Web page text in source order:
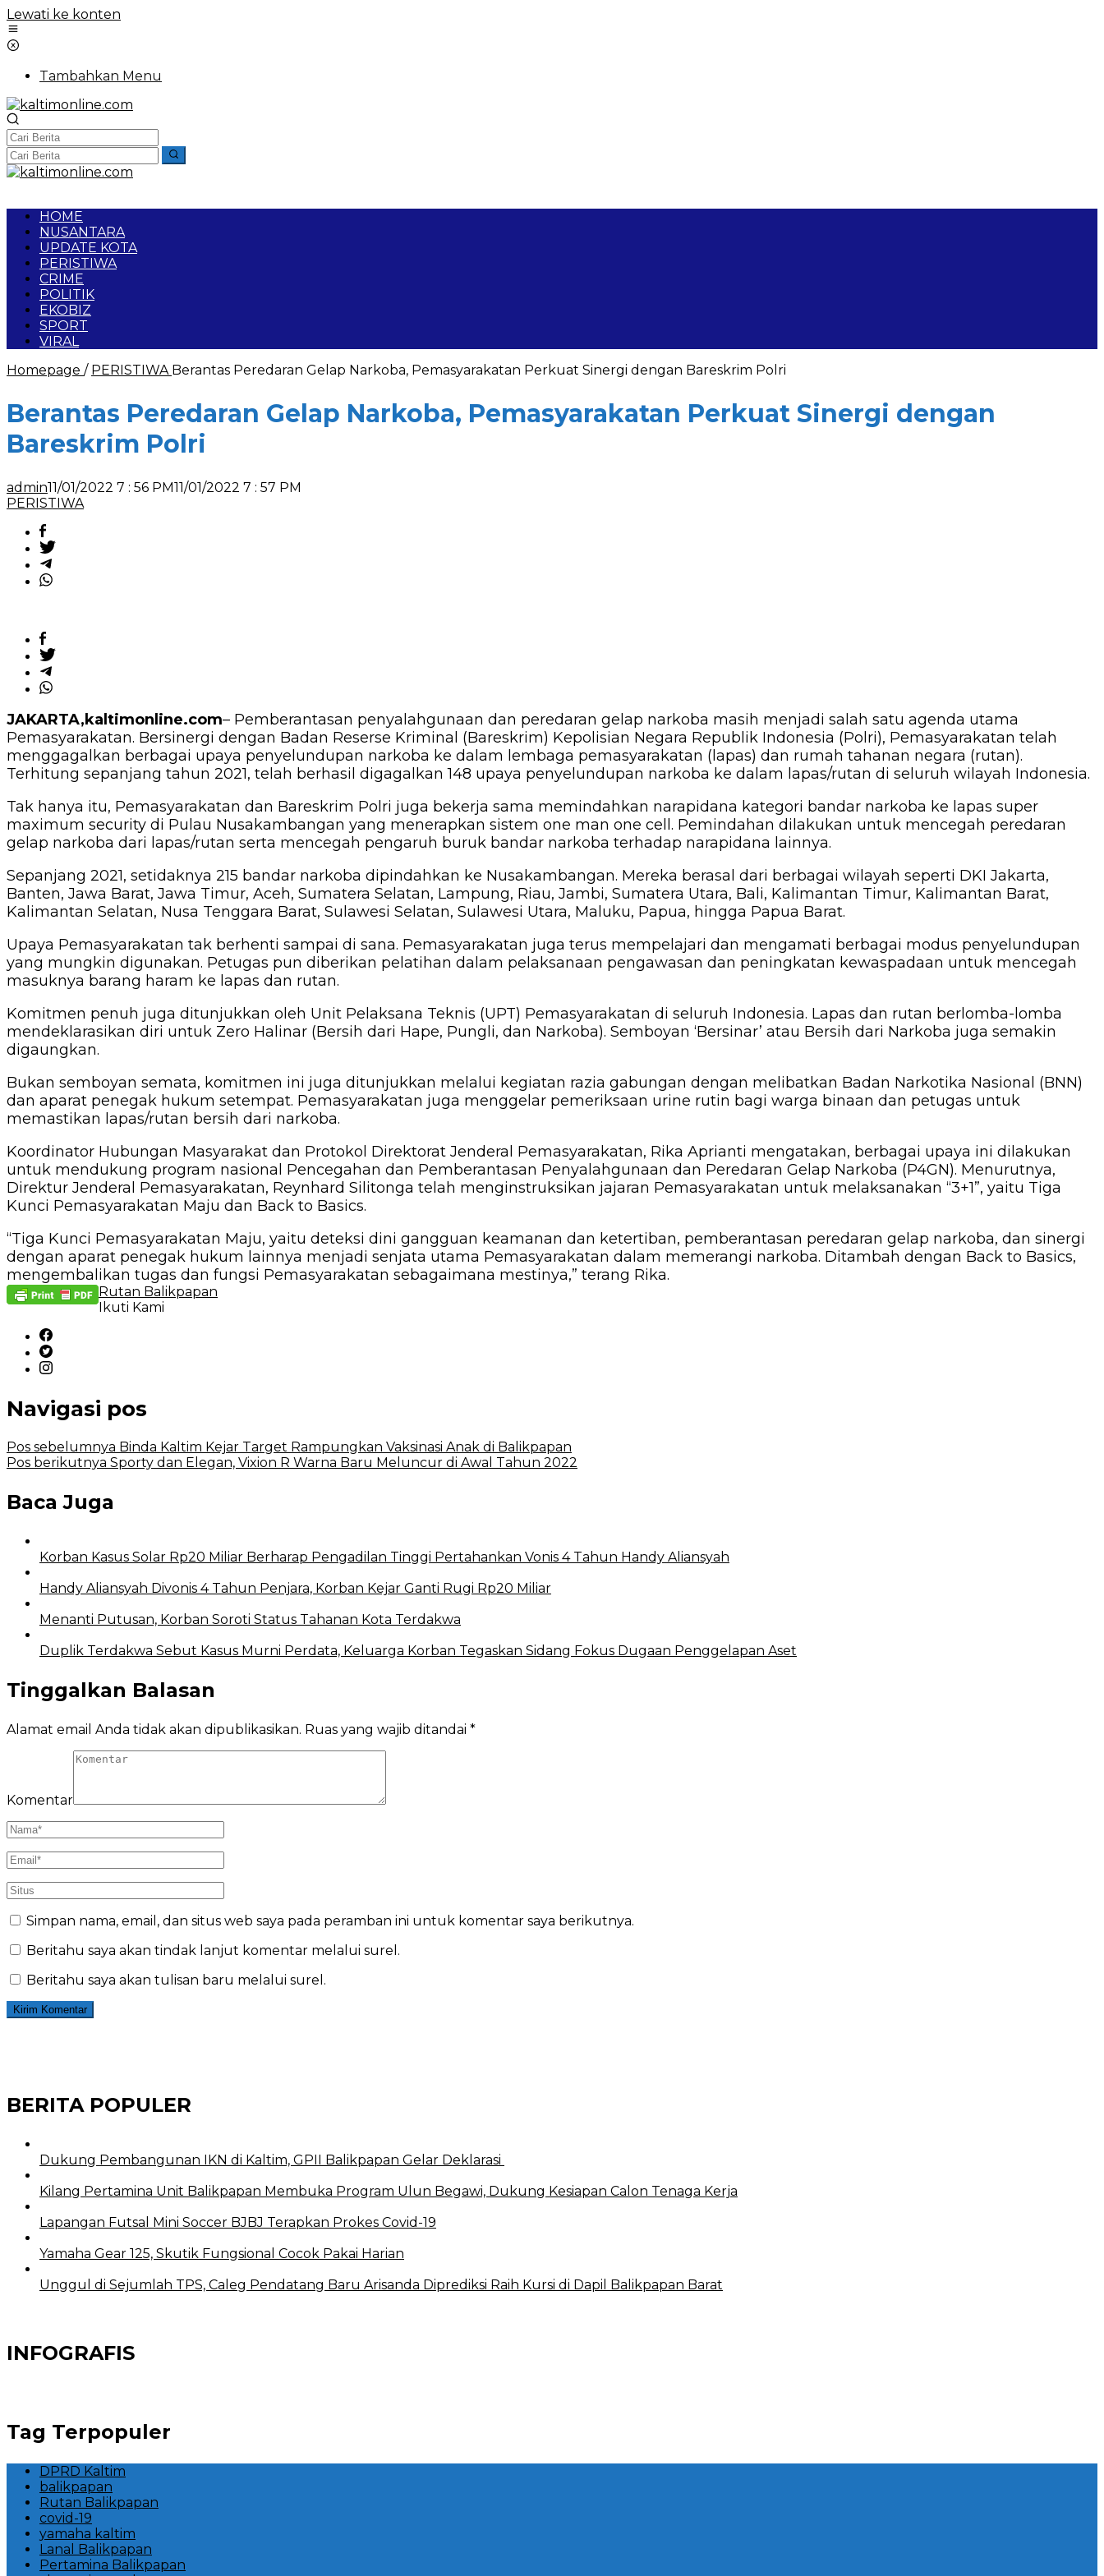
Lewati ke konten
Tambahkan Menu
HOME
NUSANTARA
UPDATE KOTA
PERISTIWA
CRIME
POLITIK
EKOBIZ
SPORT
VIRAL
Homepage / PERISTIWA Berantas Peredaran Gelap Narkoba, Pemasyarakatan Perkuat Sinergi dengan Bareskrim Polri
Berantas Peredaran Gelap Narkoba, Pemasyarakatan Perkuat Sinergi dengan
Bareskrim Polri
admin11/01/2022 7 : 56 PM11/01/2022 7 : 57 PM
PERISTIWA
JAKARTA,kaltimonline.com– Pemberantasan penyalahgunaan dan peredaran gelap narkoba masih menjadi salah satu agenda utama
Pemasyarakatan. Bersinergi dengan Badan Reserse Kriminal (Bareskrim) Kepolisian Negara Republik Indonesia (Polri), Pemasyarakatan telah
menggagalkan berbagai upaya penyelundupan narkoba ke dalam lembaga pemasyarakatan (lapas) dan rumah tahanan negara (rutan).
Terhitung sepanjang tahun 2021, telah berhasil digagalkan 148 upaya penyelundupan narkoba ke dalam lapas/rutan di seluruh wilayah Indonesia.
Tak hanya itu, Pemasyarakatan dan Bareskrim Polri juga bekerja sama memindahkan narapidana kategori bandar narkoba ke lapas super
maximum security di Pulau Nusakambangan yang menerapkan sistem one man one cell. Pemindahan dilakukan untuk mencegah peredaran
gelap narkoba dari lapas/rutan serta mencegah pengaruh buruk bandar narkoba terhadap narapidana lainnya.
Sepanjang 2021, setidaknya 215 bandar narkoba dipindahkan ke Nusakambangan. Mereka berasal dari berbagai wilayah seperti DKI Jakarta,
Banten, Jawa Barat, Jawa Timur, Aceh, Sumatera Selatan, Lampung, Riau, Jambi, Sumatera Utara, Bali, Kalimantan Timur, Kalimantan Barat,
Kalimantan Selatan, Nusa Tenggara Barat, Sulawesi Selatan, Sulawesi Utara, Maluku, Papua, hingga Papua Barat.
Upaya Pemasyarakatan tak berhenti sampai di sana. Pemasyarakatan juga terus mempelajari dan mengamati berbagai modus penyelundupan
yang mungkin digunakan. Petugas pun diberikan pelatihan dalam pelaksanaan pengawasan dan peningkatan kewaspadaan untuk mencegah
masuknya barang haram ke lapas dan rutan.
Komitmen penuh juga ditunjukkan oleh Unit Pelaksana Teknis (UPT) Pemasyarakatan di seluruh Indonesia. Lapas dan rutan berlomba-lomba
mendeklarasikan diri untuk Zero Halinar (Bersih dari Hape, Pungli, dan Narkoba). Semboyan ‘Bersinar’ atau Bersih dari Narkoba juga semakin
digaungkan.
Bukan semboyan semata, komitmen ini juga ditunjukkan melalui kegiatan razia gabungan dengan melibatkan Badan Narkotika Nasional (BNN)
dan aparat penegak hukum setempat. Pemasyarakatan juga menggelar pemeriksaan urine rutin bagi warga binaan dan petugas untuk
memastikan lapas/rutan bersih dari narkoba.
Koordinator Hubungan Masyarakat dan Protokol Direktorat Jenderal Pemasyarakatan, Rika Aprianti mengatakan, berbagai upaya ini dilakukan
untuk mendukung program nasional Pencegahan dan Pemberantasan Penyalahgunaan dan Peredaran Gelap Narkoba (P4GN). Menurutnya,
Direktur Jenderal Pemasyarakatan, Reynhard Silitonga telah menginstruksikan jajaran Pemasyarakatan untuk melaksanakan “3+1”, yaitu Tiga
Kunci Pemasyarakatan Maju dan Back to Basics.
“Tiga Kunci Pemasyarakatan Maju, yaitu deteksi dini gangguan keamanan dan ketertiban, pemberantasan peredaran gelap narkoba, dan sinergi
dengan aparat penegak hukum lainnya menjadi senjata utama Pemasyarakatan dalam memerangi narkoba. Ditambah dengan Back to Basics,
mengembalikan tugas dan fungsi Pemasyarakatan sebagaimana mestinya,” terang Rika.
Rutan Balikpapan
Ikuti Kami
Navigasi pos
Pos sebelumnya Binda Kaltim Kejar Target Rampungkan Vaksinasi Anak di Balikpapan
Pos berikutnya Sporty dan Elegan, Vixion R Warna Baru Meluncur di Awal Tahun 2022
Baca Juga
Korban Kasus Solar Rp20 Miliar Berharap Pengadilan Tinggi Pertahankan Vonis 4 Tahun Handy Aliansyah
Handy Aliansyah Divonis 4 Tahun Penjara, Korban Kejar Ganti Rugi Rp20 Miliar
Menanti Putusan, Korban Soroti Status Tahanan Kota Terdakwa
Duplik Terdakwa Sebut Kasus Murni Perdata, Keluarga Korban Tegaskan Sidang Fokus Dugaan Penggelapan Aset
Tinggalkan Balasan
Alamat email Anda tidak akan dipublikasikan. Ruas yang wajib ditandai *
Komentar
Simpan nama, email, dan situs web saya pada peramban ini untuk komentar saya berikutnya.
Beritahu saya akan tindak lanjut komentar melalui surel.
Beritahu saya akan tulisan baru melalui surel.
BERITA POPULER
Dukung Pembangunan IKN di Kaltim, GPII Balikpapan Gelar Deklarasi
Kilang Pertamina Unit Balikpapan Membuka Program Ulun Begawi, Dukung Kesiapan Calon Tenaga Kerja
Lapangan Futsal Mini Soccer BJBJ Terapkan Prokes Covid-19
Yamaha Gear 125, Skutik Fungsional Cocok Pakai Harian
Unggul di Sejumlah TPS, Caleg Pendatang Baru Arisanda Diprediksi Raih Kursi di Dapil Balikpapan Barat
INFOGRAFIS
Tag Terpopuler
DPRD Kaltim
balikpapan
Rutan Balikpapan
covid-19
yamaha kaltim
Lanal Balikpapan
Pertamina Balikpapan